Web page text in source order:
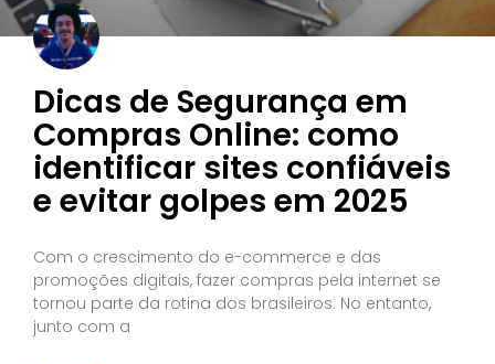
Dicas de Segurança em
Compras Online: como
identificar sites confiáveis
e evitar golpes em 2025
Com o crescimento do e-commerce e das
promoções digitais, fazer compras pela internet se
tornou parte da rotina dos brasileiros. No entanto,
junto com a